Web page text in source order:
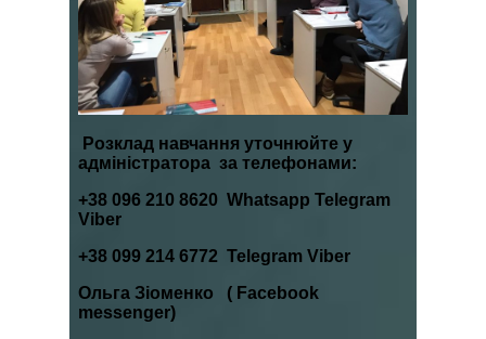
Розклад навчання уточнюйте у
адміністратора за телефонами:
‪+38 096 210 8620 Whatsapp Telegram
Viber
‪+38 099 214 6772 Telegram Viber
Ольга Зіоменко ( Facebook
messenger)